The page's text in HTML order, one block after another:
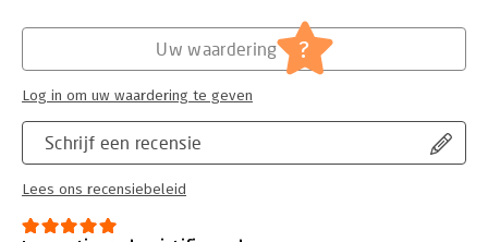
Schrijf een recensie
Lees ons recensiebeleid
Uw waardering ?
Log in om uw waardering te geven